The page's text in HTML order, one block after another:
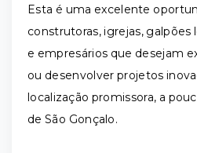
Esta é uma excelente
construtoras, igrejas,
e empresários que desejam
ou desenvolver projetos
localização promissora, a
de São Gonçalo.